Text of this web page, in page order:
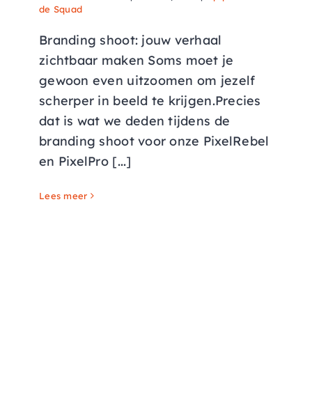
de Squad
Branding shoot: jouw verhaal
zichtbaar maken Soms moet je
gewoon even uitzoomen om jezelf
scherper in beeld te krijgen.Precies
dat is wat we deden tijdens de
branding shoot voor onze PixelRebel
en PixelPro [...]
Lees meer